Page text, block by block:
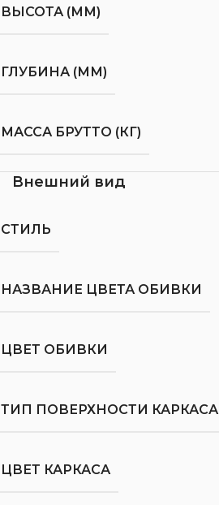
ВЫСОТА (ММ)
ГЛУБИНА (ММ)
МАССА БРУТТО (КГ)
Внешний вид
СТИЛЬ
НАЗВАНИЕ ЦВЕТА ОБИВКИ
ЦВЕТ ОБИВКИ
ТИП ПОВЕРХНОСТИ КАРКАСА
ЦВЕТ КАРКАСА